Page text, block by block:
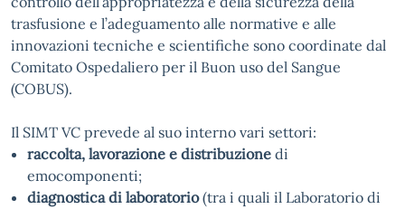
trasfusione e l’adeguamento alle normative e alle
innovazioni tecniche e scientifiche sono coordinate dal
Comitato Ospedaliero per il Buon uso del Sangue
(COBUS).
Il SIMT VC prevede al suo interno vari settori:
raccolta, lavorazione e distribuzionedi
emocomponenti;
diagnostica di laboratorio(tra i quali il Laboratorio di